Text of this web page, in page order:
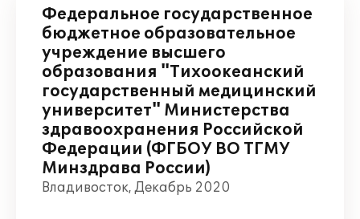
Федеральное государственное
бюджетное образовательное
учреждение высшего
образования "Тихоокеанский
государственный медицинский
университет" Министерства
здравоохранения Российской
Федерации (ФГБОУ ВО ТГМУ
Минздрава России)
Владивосток, Декабрь 2020